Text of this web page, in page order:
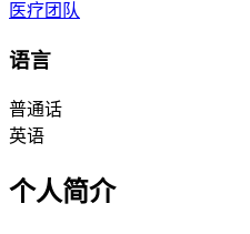
医疗团队
语言
普通话
英语
个人简介